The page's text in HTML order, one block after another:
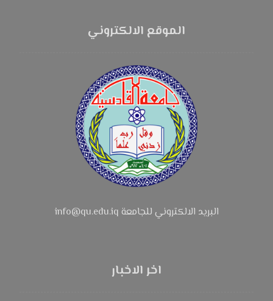
الموقع الالكتروني
البريد الالكتروني للجامعة info@qu.edu.iq
اخر الاخبار